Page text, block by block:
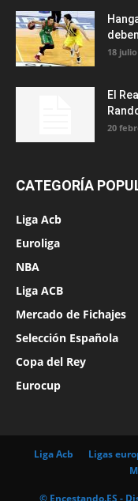
18
El
20
CATEGORÍA
Liga Acb
Euroliga
NBA
Liga ACB
Mercado de Fichajes
Selección Española
Copa del Rey
Eurocup
Liga Acb Ligas
© Encestando.ES -